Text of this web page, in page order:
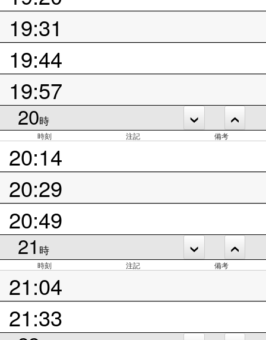
19:31
19:44
19:57
20時
時刻 注記 備考
20:14
20:29
20:49
21 時
時刻 注記 備考
21:04
21:33